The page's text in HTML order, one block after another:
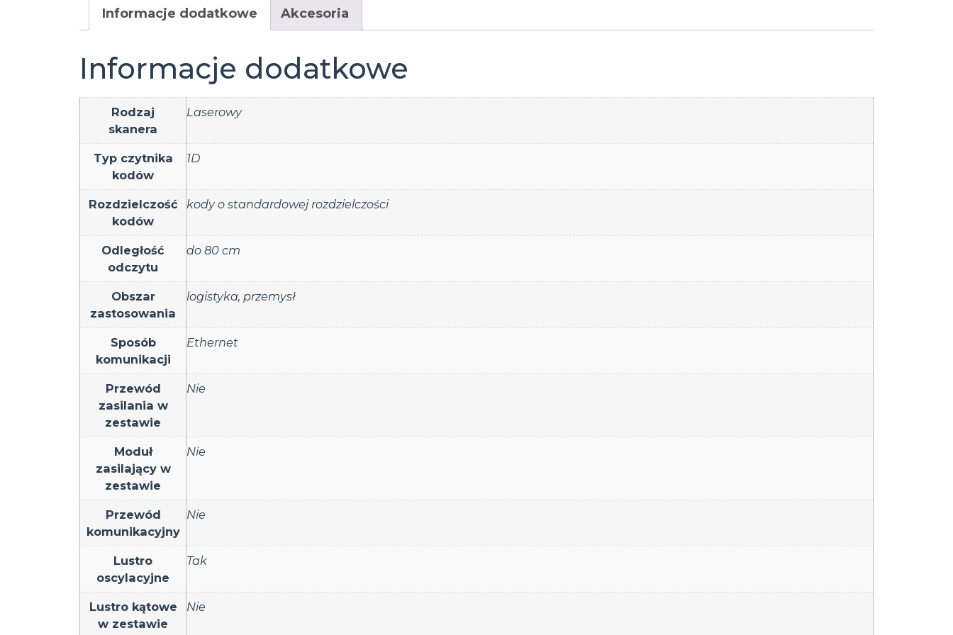
Informacje dodatkowe Akcesoria
Informacje dodatkowe
Rodzaj
skanera
Laserowy
Typ czytnika
kodów
1D
Rozdzielczość
kodów
kody o standardowej rozdzielczości
Odległość
odczytu
do 80 cm
Obszar
zastosowania
logistyka, przemysł
Sposób
komunikacji
Ethernet
Przewód
zasilania w
zestawie
Nie
Moduł
zasilający w
zestawie
Nie
Przewód
komunikacyjny
Nie
Lustro
oscylacyjne
Tak
Lustro kątowe
w zestawie
Nie